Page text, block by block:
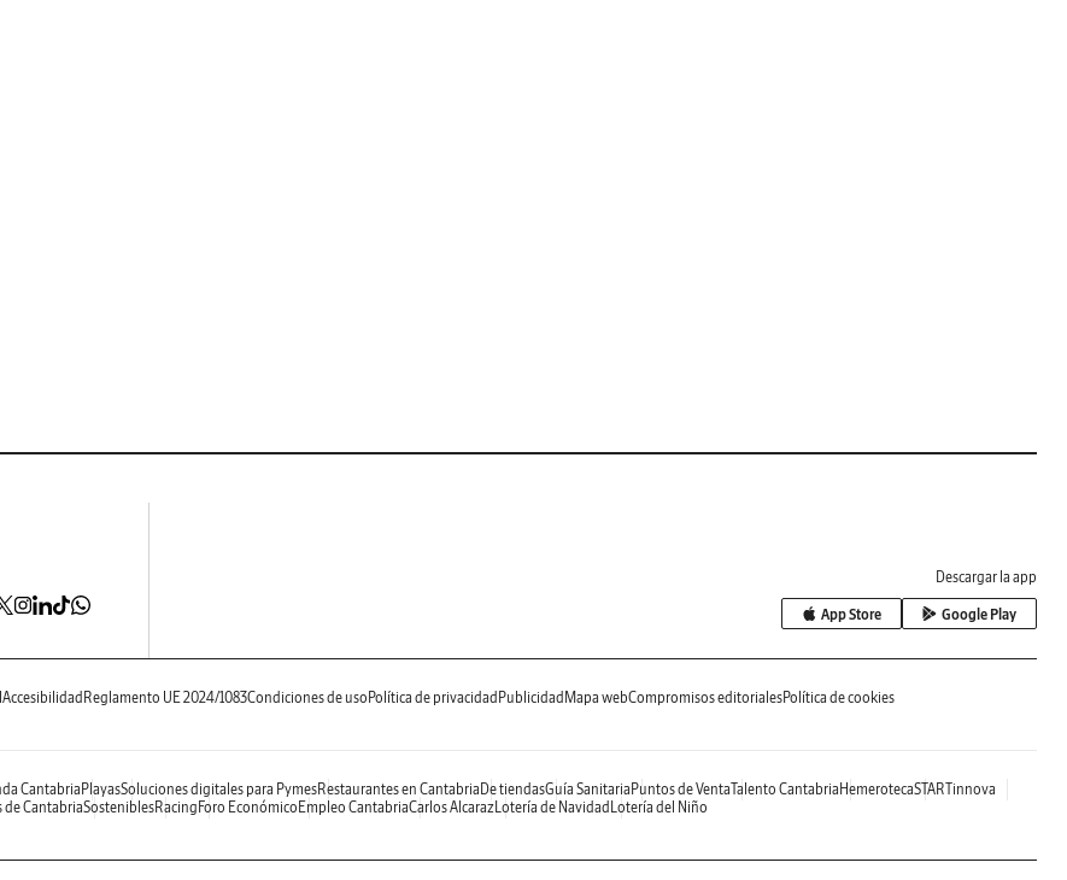
Descargar la app
App Store Google Play
Accesibilidad Reglamento UE 2024/1083Condiciones de uso Política de privacidad Publicidad Mapa webCompromisos editorialesPolítica de cookies
CantabriaPlayasSoluciones digitales para PymesRestaurantes en Cantabria De tiendasGuía Sanitaria Puntos de VentaTalento Cantabria HemerotecaSTARTinnova
de CantabriaSosteniblesRacing Foro Económico Empleo CantabriaCarlos AlcarazLotería de Navidad Lotería del Niño